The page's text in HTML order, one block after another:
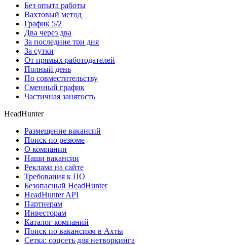
Без опыта работы
Вахтовый метод
График 5/2
Два через два
За последние три дня
За сутки
От прямых работодателей
Полный день
По совместительству
Сменный график
Частичная занятость
HeadHunter
Размещение вакансий
Поиск по резюме
О компании
Наши вакансии
Реклама на сайте
Требования к ПО
Безопасный HeadHunter
HeadHunter API
Партнерам
Инвесторам
Каталог компаний
Поиск по вакансиям в Ахты
Сетка: соцсеть для нетворкинга